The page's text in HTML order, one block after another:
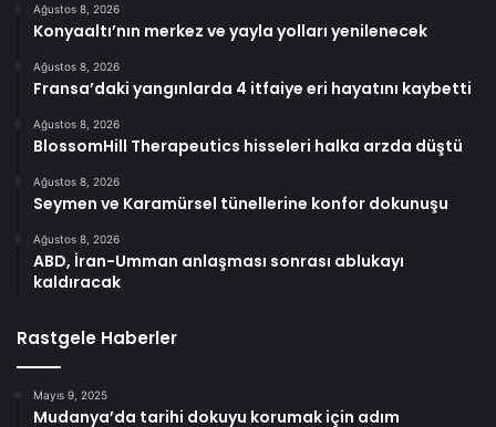
Ağustos 8, 2026
Konyaaltı’nın merkez ve yayla yolları yenilenecek
Ağustos 8, 2026
Fransa’daki yangınlarda 4 itfaiye eri hayatını kaybetti
Ağustos 8, 2026
BlossomHill Therapeutics hisseleri halka arzda düştü
Ağustos 8, 2026
Seymen ve Karamürsel tünellerine konfor dokunuşu
Ağustos 8, 2026
ABD, İran-Umman anlaşması sonrası ablukayı
kaldıracak
Rastgele Haberler
Mayıs 9, 2025
Mudanya’da tarihi dokuyu korumak için adım